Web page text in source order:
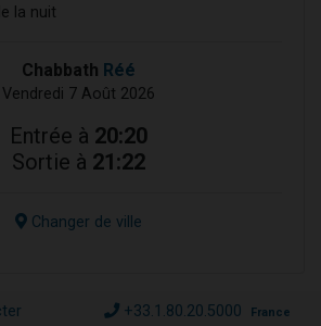
la nuit
Chabbath Réé
Vendredi 7 Août 2026
Entrée à 20:20
Sortie à 21:22
Changer de ville
+33.1.80.20.5000 France